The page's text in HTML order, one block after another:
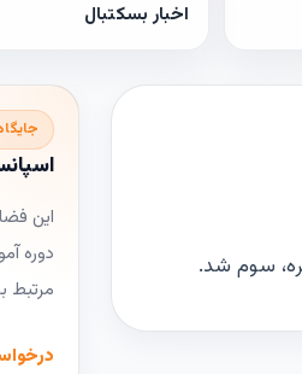
اخبار بسکتبال
این
دوره
مرتبط